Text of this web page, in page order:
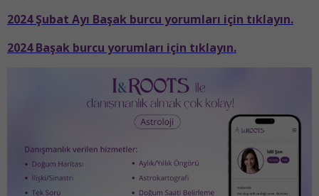
2024 Şubat Ayı Başak burcu yorumları için tıklayın.
2024 Başak burcu yorumları için tıklayın.